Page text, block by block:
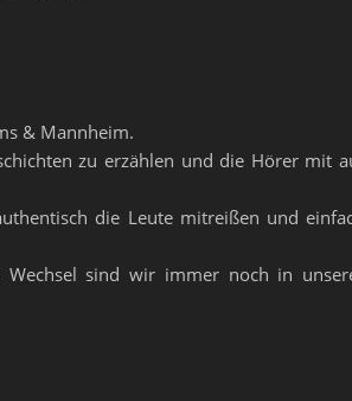
& Mannheim.
zu erzählen und die Hörer mit
die Leute mitreißen und
sind wir immer noch in